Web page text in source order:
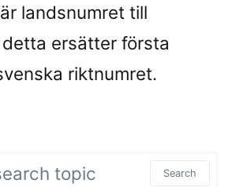
landsnumret till
ersätter första
riktnumret.
Search